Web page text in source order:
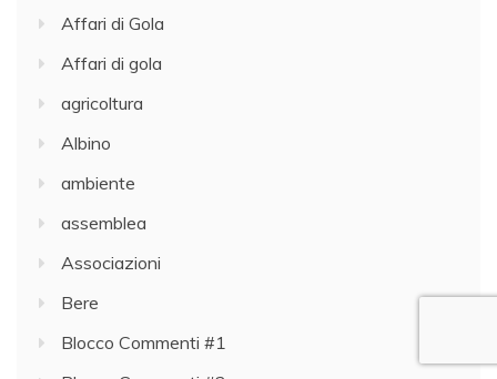
Affari di Gola
Affari di gola
agricoltura
Albino
ambiente
assemblea
Associazioni
Bere
Blocco Commenti #1